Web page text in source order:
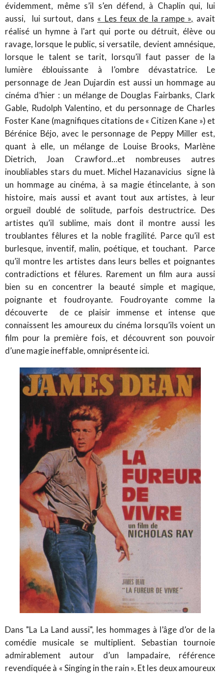
évidemment, même s’il s’en défend, à Chaplin qui, lui
aussi, lui surtout, dans « Les feux de la rampe », avait
réalisé un hymne à l'art qui porte ou détruit, élève ou
ravage, lorsque le public, si versatile, devient amnésique,
lorsque le talent se tarit, lorsqu’il faut passer de la
lumière éblouissante à l’ombre dévastatrice. Le
personnage de Jean Dujardin est aussi un hommage au
cinéma d’hier : un mélange de Douglas Fairbanks, Clark
Gable, Rudolph Valentino, et du personnage de Charles
Foster Kane (magnifiques citations de « Citizen Kane ») et
Bérénice Béjo, avec le personnage de Peppy Miller est,
quant à elle, un mélange de Louise Brooks, Marlène
Dietrich, Joan Crawford…et nombreuses autres
inoubliables stars du muet. Michel Hazanavicius signe là
un hommage au cinéma, à sa magie étincelante, à son
histoire, mais aussi et avant tout aux artistes, à leur
orgueil doublé de solitude, parfois destructrice. Des
artistes qu’il sublime, mais dont il montre aussi les
troublantes fêlures et la noble fragilité. Parce qu’il est
burlesque, inventif, malin, poétique, et touchant. Parce
qu’il montre les artistes dans leurs belles et poignantes
contradictions et fêlures. Rarement un film aura aussi
bien su en concentrer la beauté simple et magique,
poignante et foudroyante. Foudroyante comme la
découverte de ce plaisir immense et intense que
connaissent les amoureux du cinéma lorsqu’ils voient un
film pour la première fois, et découvrent son pouvoir
d’une magie ineffable, omniprésente ici.
Dans "La La Land aussi", les hommages à l’âge d’or de la
comédie musicale se multiplient. Sebastian tournoie
admirablement autour d’un lampadaire, référence
revendiquée à « Singing in the rain ». Et les deux amoureux